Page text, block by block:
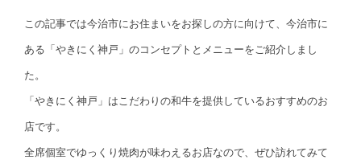
この記事では今治市にお住まいをお探しの方に向けて、今治市に
ある「やきにく神戸」のコンセプトとメニューをご紹介しまし
た。
「やきにく神戸」はこだわりの和牛を提供しているおすすめのお
店です。
全席個室でゆっくり焼肉が味わえるお店なので、ぜひ訪れてみて